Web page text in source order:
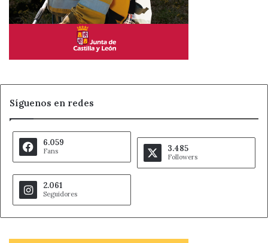
Síguenos en redes
6.059
Fans 3.485
Followers
2.061
Seguidores